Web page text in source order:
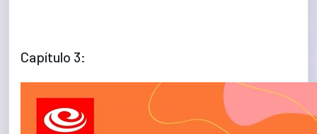
Capítulo 3: